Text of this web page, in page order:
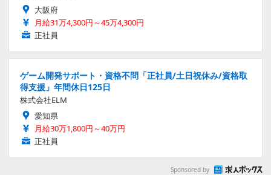
大阪府
月給31万4,300円～45万4,300円
正社員
ゲーム開発サポート・資格不問「正社員/土日祝休み/資格取
得支援」年間休日125日
株式会社ELM
愛知県
月給30万1,800円～40万円
正社員
Sponsored by